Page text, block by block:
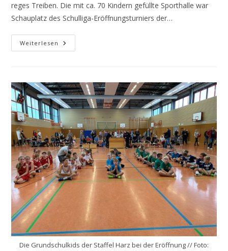
reges Treiben. Die mit ca. 70 Kindern gefüllte Sporthalle war
Schauplatz des Schulliga-Eröffnungsturniers der…
Weiterlesen Schulliga
2019/20
Die Grundschulkids der Staffel Harz bei der Eröffnung // Foto: